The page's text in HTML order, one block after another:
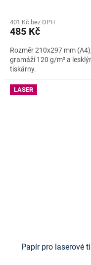
401 Kč bez DPH
485 Kč
Rozměr 210x297 mm
gramáží 120 g/m² a
tiskárny.
LASER
Papír pro laserové